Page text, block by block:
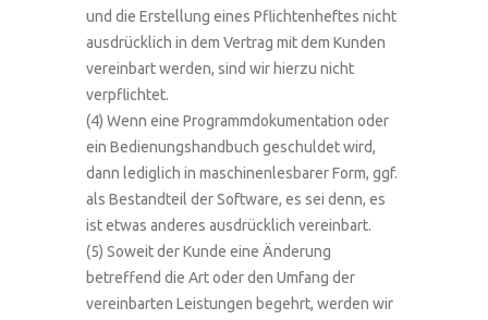
und die Erstellung eines Pflichtenheftes nicht
ausdrücklich in dem Vertrag mit dem Kunden
vereinbart werden, sind wir hierzu nicht
verpflichtet.
(4) Wenn eine Programmdokumentation oder
ein Bedienungshandbuch geschuldet wird,
dann lediglich in maschinenlesbarer Form, ggf.
als Bestandteil der Software, es sei denn, es
ist etwas anderes ausdrücklich vereinbart.
(5) Soweit der Kunde eine Änderung
betreffend die Art oder den Umfang der
vereinbarten Leistungen begehrt, werden wir